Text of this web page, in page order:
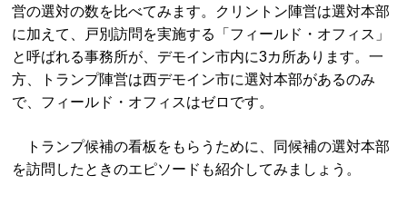
営の選対の数を比べてみます。クリントン陣営は選対本部
に加えて、戸別訪問を実施する「フィールド・オフィス」
と呼ばれる事務所が、デモイン市内に3カ所あります。一
方、トランプ陣営は西デモイン市に選対本部があるのみ
で、フィールド・オフィスはゼロです。
トランプ候補の看板をもらうために、同候補の選対本部
を訪問したときのエピソードも紹介してみましょう。